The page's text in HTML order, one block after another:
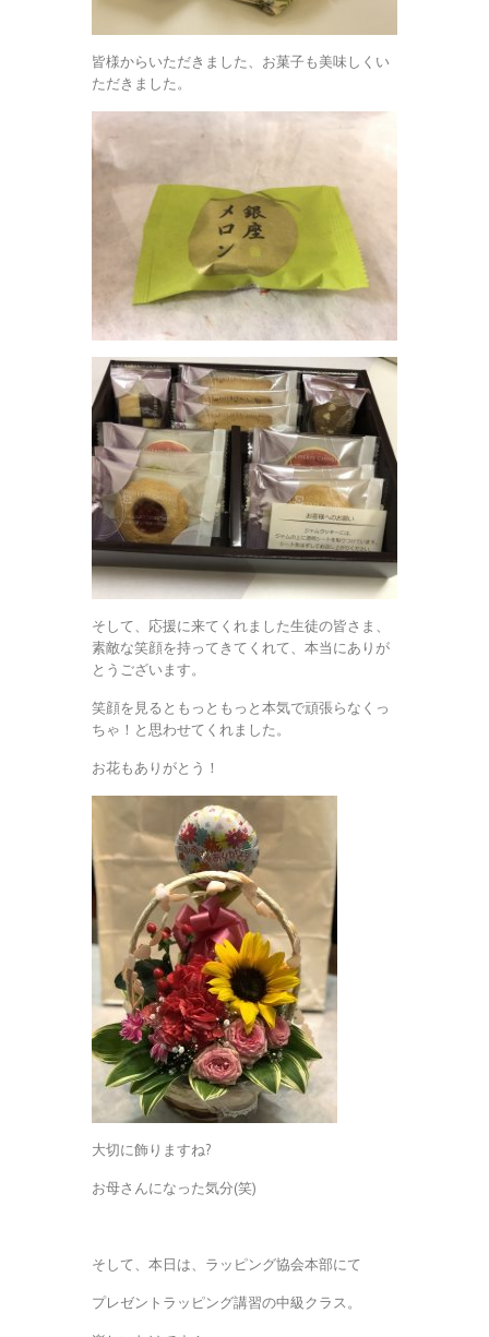
皆様からいただきました、お菓子も美味しくい
ただきました。
そして、応援に来てくれました生徒の皆さま、
素敵な笑顔を持ってきてくれて、本当にありが
とうございます。
笑顔を見るともっともっと本気で頑張らなくっ
ちゃ！と思わせてくれました。
お花もありがとう！
大切に飾りますね?
お母さんになった気分(笑)
そして、本日は、ラッピング協会本部にて
プレゼントラッピング講習の中級クラス。